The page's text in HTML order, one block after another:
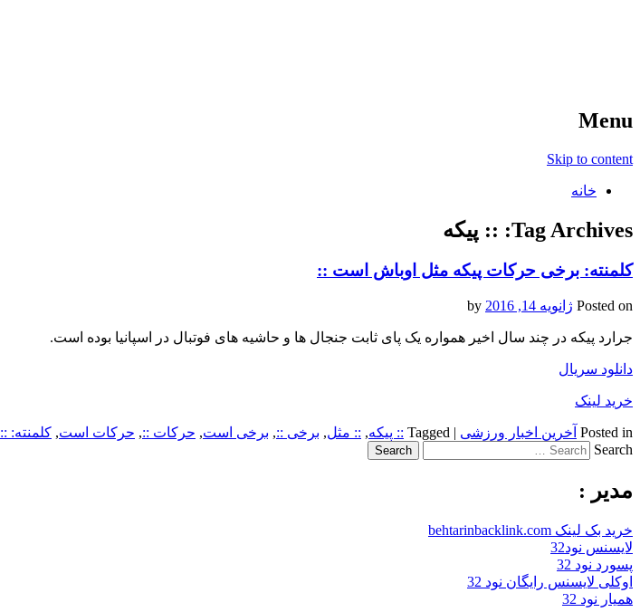
Menu
Skip to content
خانه
Tag Archives: :: پیکه
کلمنته: برخی حرکات پیکه مثل اوباش است ::
Posted on ژانویه 14, 2016
جرارد پیکه در چند سال اخیر همواره یک پای ثابت جنجال ها و حاشیه های فوتبال در اسپانیا بوده است.
دانلود سریال
خرید لینک
Posted in آخرین اخبار ورزشی |
Tagged :: پیکه, :: مثل, برخی ::, برخی است, حرکات ::, حرکات است, کلمنته: ::
Search
مدیر :
خرید بک لینک behtarinbacklink.com
لایسنس نود32
پسورد نود 32
اوکلی لایسنس رایگان نود 32
همیار نود 32